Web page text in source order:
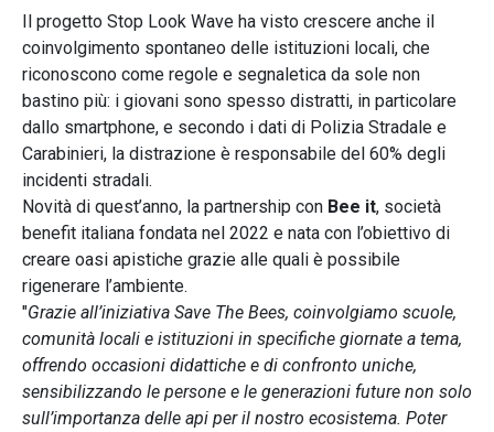
Il progetto Stop Look Wave ha visto crescere anche il
coinvolgimento spontaneo delle istituzioni locali, che
riconoscono come regole e segnaletica da sole non
bastino più: i giovani sono spesso distratti, in particolare
dallo smartphone, e secondo i dati di Polizia Stradale e
Carabinieri, la distrazione è responsabile del 60% degli
incidenti stradali.
Novità di quest’anno, la partnership con Bee it, società
benefit italiana fondata nel 2022 e nata con l’obiettivo di
creare oasi apistiche grazie alle quali è possibile
rigenerare l’ambiente.
"Grazie all’iniziativa Save The Bees, coinvolgiamo scuole,
comunità locali e istituzioni in specifiche giornate a tema,
offrendo occasioni didattiche e di confronto uniche,
sensibilizzando le persone e le generazioni future non solo
sull’importanza delle api per il nostro ecosistema. Poter